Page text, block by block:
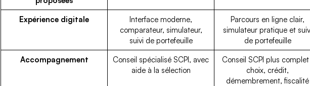
Expérience digitale
Interface moderne,
comparateur, simulateur,
suivi de portefeuille
Parcours en ligne clair,
simulateur pratique et
de portefeuille
Accompagnement
Conseil spécialisé SCPI, avec
aide à la sélection
Conseil SCPI plus
choix, crédit,
démembrement, fiscalité